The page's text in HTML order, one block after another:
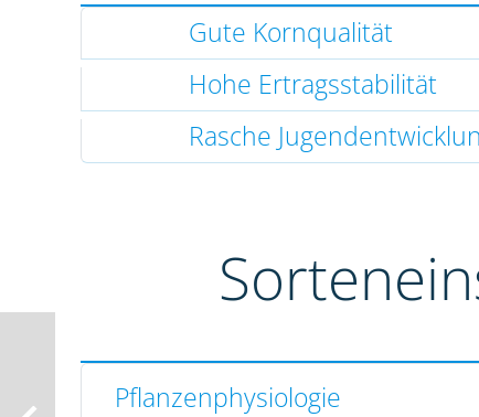
Gute Kornqualität
Hohe Ertragsstabilität
Rasche
Pflanzenphysiologie